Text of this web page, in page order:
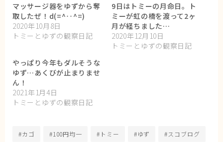
マッサージ器をゆずから奪
取したぜ！d(=^‥^=)
2020年10月8日
トミーとゆずの観察日記
9日はトミーの月命日。ト
ミーが虹の橋を渡って2ヶ
月が経ちました…
2020年12月10日
トミーとゆずの観察日記
やっぱり今年もダルそうな
ゆず…あくびが止まりませ
ん！
2021年1月4日
トミーとゆずの観察日記
#カゴ #100円均一 #トミー #ゆず #スコブログ